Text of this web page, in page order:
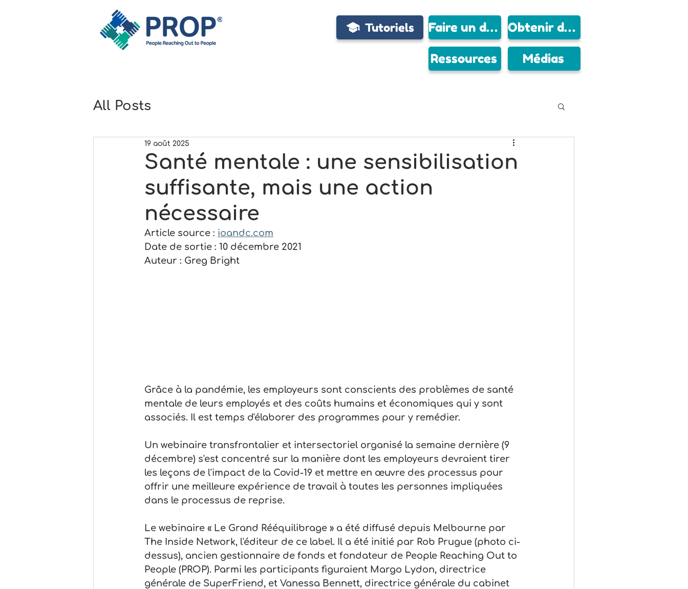
Tutoriels Faire un don Obtenir de l'aide
Ressources Médias
All Posts
Santé mentale : une sensibilisation
suffisante, mais une action
nécessaire
19 août 2025
Article source : ioandc.com
Date de sortie : 10 décembre 2021
Auteur : Greg Bright
Grâce à la pandémie, les employeurs sont conscients des problèmes de santé
mentale de leurs employés et des coûts humains et économiques qui y sont
associés. Il est temps d'élaborer des programmes pour y remédier.
Un webinaire transfrontalier et intersectoriel organisé la semaine dernière (9
décembre) s'est concentré sur la manière dont les employeurs devraient tirer
les leçons de l'impact de la Covid-19 et mettre en œuvre des processus pour
offrir une meilleure expérience de travail à toutes les personnes impliquées
dans le processus de reprise.
Le webinaire « Le Grand Rééquilibrage » a été diffusé depuis Melbourne par
The Inside Network, l'éditeur de ce label. Il a été initié par Rob Prugue (photo ci-
dessus), ancien gestionnaire de fonds et fondateur de People Reaching Out to
People (PROP). Parmi les participants figuraient Margo Lydon, directrice
générale de SuperFriend, et Vanessa Bennett, directrice générale du cabinet